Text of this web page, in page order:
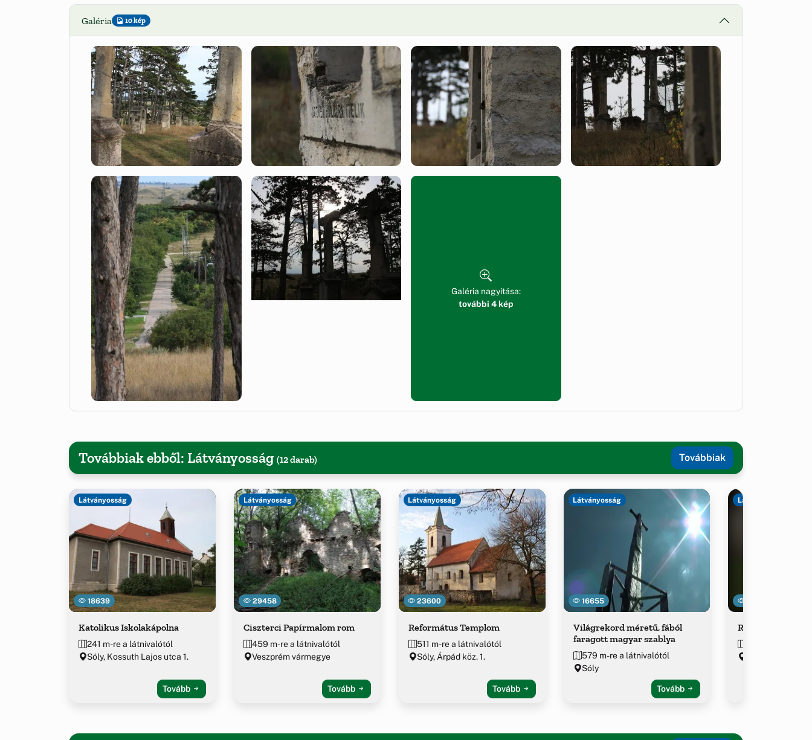
Galéria 10 kép
Galéria nagyítása:
további 4 kép
Továbbiak ebből: Látványosság (12 darab) Továbbiak
18639
Látványosság
Katolikus Iskolakápolna
241 m-re a látnivalótól
Sóly, Kossuth Lajos utca 1.
Tovább
29458
Látványosság
Ciszterci Papírmalom rom
459 m-re a látnivalótól
Veszprém vármegye
Tovább
23600
Látványosság
Református Templom
511 m-re a látnivalótól
Sóly, Árpád köz. 1.
Tovább
16655
Látványosság
Világrekord méretű, fából
faragott magyar szablya
579 m-re a látnivalótól
Sóly
Tovább
Látványosság
Római kori hidak